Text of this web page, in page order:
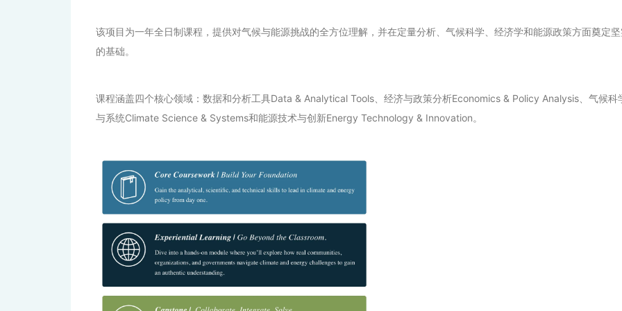
该项目为一年全日制课程，提供对气候与能源挑战的全方位理解，并在定量分析、气候科学、经济学和能源政策方面奠定
的基础。
课程涵盖四个核心领域：数据和分析工具Data & Analytical Tools、经济与政策分析Economics & Policy Analysis、气候科
与系统Climate Science & Systems和能源技术与创新Energy Technology & Innovation。